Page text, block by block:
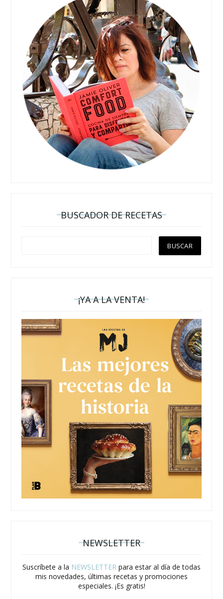
BUSCADOR DE RECETAS
¡YA A LA VENTA!
NEWSLETTER
Suscríbete a la NEWSLETTER para estar al día de todas
mis novedades, últimas recetas y promociones
especiales. ¡Es gratis!